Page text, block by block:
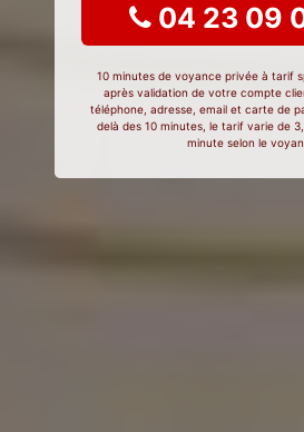
04 23 09
10 minutes de voyance privée à tarif
après validation de votre compte
téléphone, adresse, email et carte de
delà des 10 minutes, le tarif varie de
minute selon le